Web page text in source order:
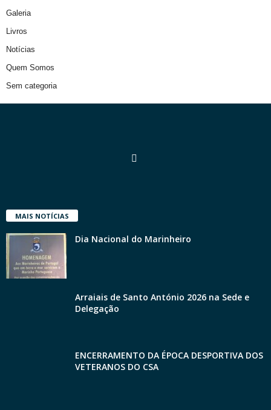
Galeria
Livros
Notícias
Quem Somos
Sem categoria
MAIS NOTÍCIAS
Dia Nacional do Marinheiro
Arraiais de Santo António 2026 na Sede e
Delegação
ENCERRAMENTO DA ÉPOCA DESPORTIVA DOS
VETERANOS DO CSA